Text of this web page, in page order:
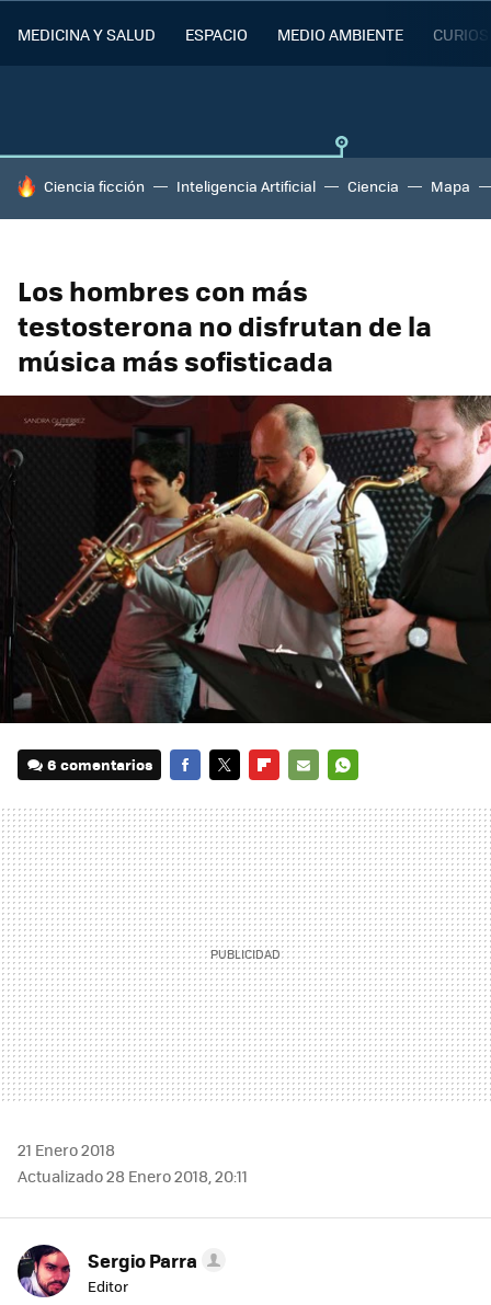
MEDICINA Y SALUD ESPACIO MEDIO AMBIENTE
HOY SE HABLA DE
Ciencia ficción Inteligencia Artificial Ciencia Mapa
Los hombres con más
testosterona no disfrutan de la
música más sofisticada
6 comentarios
MAIL
21 Enero 2018
Actualizado 28 Enero 2018, 20:11
Sergio Parra
Editor